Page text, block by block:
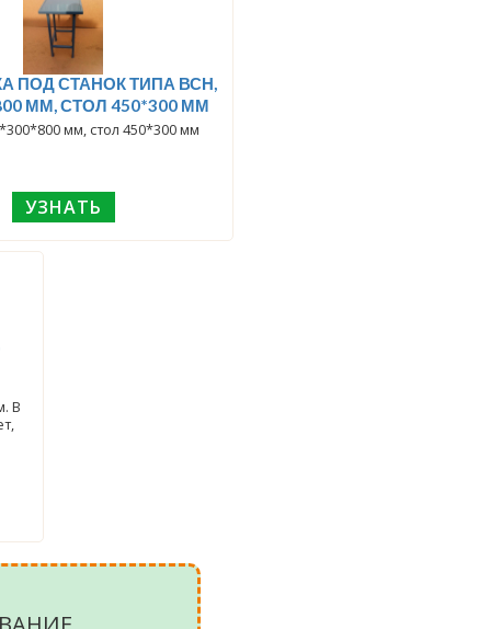
ПОД СТАНОК ТИПА ВСН,
ММ, СТОЛ 450*300 ММ
мм, стол 450*300 мм
УЗНАТЬ
В